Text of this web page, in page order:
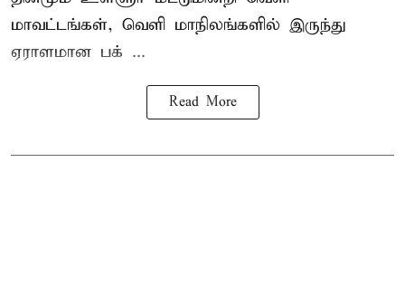
மாவட்டங்கள், வெளி மாநிலங்களில் இருந்து
ஏராளமான பக் ...
Read More